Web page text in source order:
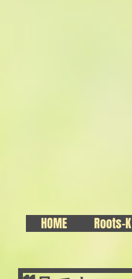
HOME Roots-